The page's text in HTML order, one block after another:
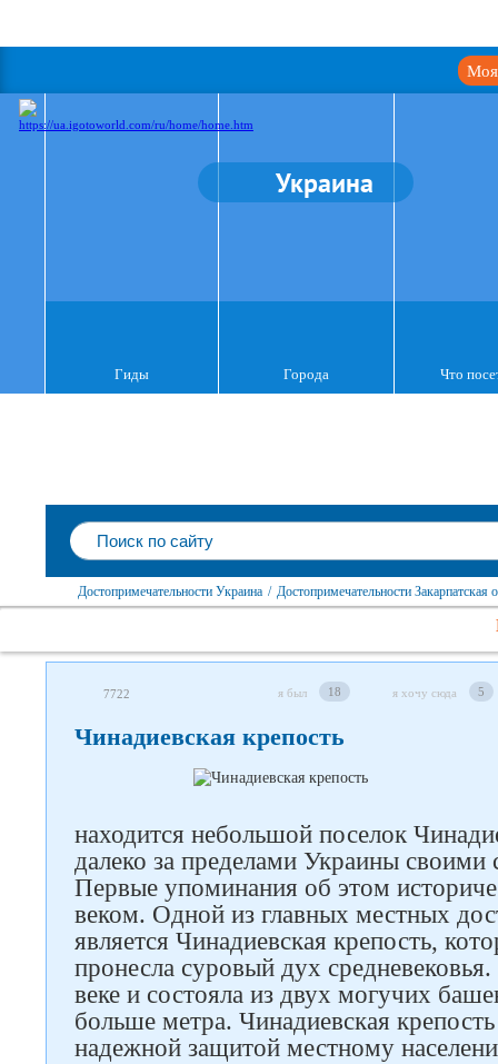
Моя
Украина
Гиды Города Что
Достопримечательности Украина / Достопримечательности Закарпатская
7722 я был 18 я хочу сюда 5
Чинадиевская крепость
находится небольшой поселок
далеко за пределами Украины
Первые упоминания об этом
веком. Одной из главных местных
является Чинадиевская крепость,
пронесла суровый дух
веке и состояла из двух могучих
больше метра. Чинадиевская
надежной защитой местному